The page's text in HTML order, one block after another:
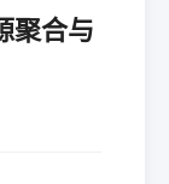
聚合与